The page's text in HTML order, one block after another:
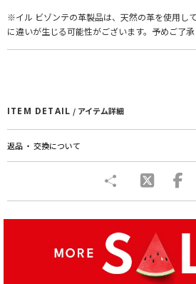
※イル ビゾンテの革製品は、天然の革を使用し
に違いが生じる可能性がございます。予めご了承
ITEM DETAIL / アイテム詳細
返品 ・ 交換について